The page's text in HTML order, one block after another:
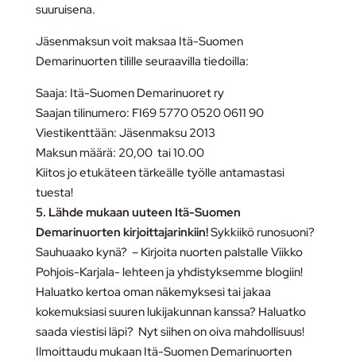
suuruisena.
Jäsenmaksun voit maksaa Itä-Suomen
Demarinuorten tilille seuraavilla tiedoilla:
Saaja: Itä-Suomen Demarinuoret ry
Saajan tilinumero: FI69 5770 0520 0611 90
Viestikenttään: Jäsenmaksu 2013
Maksun määrä: 20,00 tai 10.00
Kiitos jo etukäteen tärkeälle työlle antamastasi
tuesta!
5. Lähde mukaan uuteen Itä-Suomen
Demarinuorten kirjoittajarinkiin!Sykkiikö runosuoni?
Sauhuaako kynä? – Kirjoita nuorten palstalle Viikko
Pohjois-Karjala- lehteen ja yhdistyksemme blogiin!
Haluatko kertoa oman näkemyksesi tai jakaa
kokemuksiasi suuren lukijakunnan kanssa? Haluatko
saada viestisi läpi? Nyt siihen on oiva mahdollisuus!
Ilmoittaudu mukaan Itä-Suomen Demarinuorten